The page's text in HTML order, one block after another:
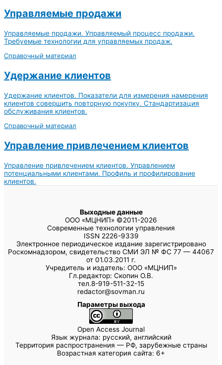
Управляемые продажи
Управляемые продажи. Управляемый процесс продажи.
Требуемые технологии для управляемых продаж.
Справочный материал
Удержание клиентов
Удержание клиентов. Показатели для измерения намерения
клиентов совершить повторную покупку. Стандартизация
обслуживания клиентов.
Справочный материал
Управление привлечением клиентов
Управление привлечением клиентов. Управлением
потенциальными клиентами. Профиль и профилирование
клиентов.
Выходные данные
ООО «МЦНИП» ©2011-2026
Современные технологии управления
ISSN 2226-9339
Электронное периодическое издание зарегистрировано
Роскомнадзором, свидетельство СМИ ЭЛ № ФС 77 — 44067
от 01.03.2011 г.
Учредитель и издатель: ООО «МЦНИП»
Гл.редактор: Скопин О.В.
тел.8-919-511-32-15
redactor@sovman.ru
Параметры выхода
Open Access Journal
Язык журнала: русский, английский
Территория распространения — РФ, зарубежные страны
Возрастная категория сайта: 6+